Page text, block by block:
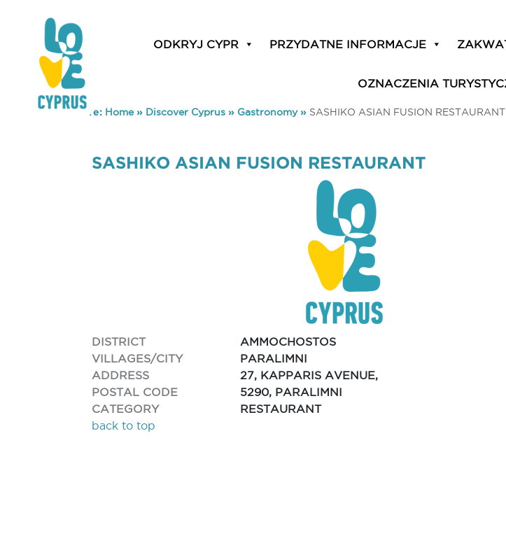
ODKRYJ CYPR PRZYDATNE INFORMACJE
OZNACZENIA
You are here: Home» Discover Cyprus » Gastronomy» SASHIKO ASIAN FUSION RESTAURANT
SASHIKO ASIAN FUSION RESTAURANT
DISTRICT
AMMOCHOSTOS
VILLAGES/CITY
PARALIMNI
ADDRESS
27, KAPPARIS AVENUE,
POSTAL CODE
5290, PARALIMNI
CATEGORY
RESTAURANT
back to top